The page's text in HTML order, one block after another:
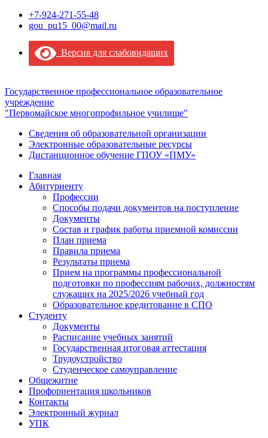
+7-924-271-55-48
gou_pu15_00@mail.ru
Версия для слабовидящих
Государственное профессиональное образовательное
учреждение
"Первомайское многопрофильное училище"
Сведения об образовательной организации
Электронные образовательные ресурсы
Дистанционное обучение ГПОУ «ПМУ»
Главная
Абитуриенту
Профессии
Способы подачи документов на поступление
Документы
Состав и график работы приемной комиссии
План приема
Правила приема
Результаты приема
Прием на программы профессиональной
подготовки по профессиям рабочих, должностям
служащих на 2025/2026 учебный год
Образовательное кредитование в СПО
Студенту
Документы
Расписание учебных занятий
Государственная итоговая аттестация
Трудоустройство
Студенческое самоуправление
Общежитие
Профориентация школьников
Контакты
Электронный журнал
УПК